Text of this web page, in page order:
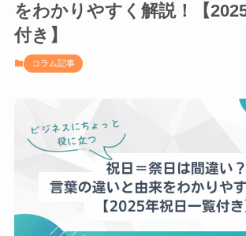
をわかりやすく解説！【
付き】
コラム記事